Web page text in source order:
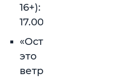
16+):
17.00.
«Оставь
это
ветру»